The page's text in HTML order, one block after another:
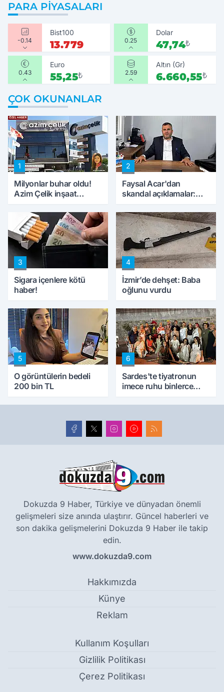
PARA PIYASALARI
-0.14
Bist100
13.779 0.25
Dolar
47,74₺
0.43
Euro
55,25₺ 2.59
Altın (Gr)
6.660,55₺
ÇOK OKUNANLAR
1
Milyonlar buhar oldu!
Azim Çelik inşaat
konuştu
2
Faysal Acar'dan
skandal açıklamalar:
peynircilerimizi de
kıskaca aldı, müdahale
ettik'
3
Sigara içenlere kötü
haber!
4
İzmir’de dehşet: Baba
oğlunu vurdu
5
O görüntülerin bedeli
200 bin TL
6
Sardes'te tiyatronun
imece ruhu binlerce
Dokuzda 9 Haber, Türkiye ve dünyadan önemli
gelişmeleri size anında ulaştırır. Güncel haberleri ve
son dakika gelişmelerini Dokuzda 9 Haber ile takip
edin.
www.dokuzda9.com
Hakkımızda
Künye
Reklam
Kullanım Koşulları
Gizlilik Politikası
Çerez Politikası